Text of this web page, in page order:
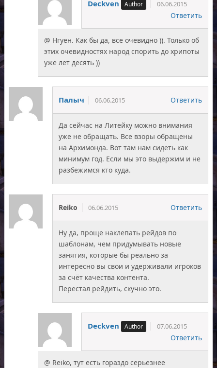
Deckven 06.06.2015
Ответить
@ Нгуен. Как бы да, все очевидно )). Только об
этих очевидностях народ спорить до хрипоты
уже лет десять ))
Палыч 06.06.2015 Ответить
Да сейчас на Литейку можно внимания
уже не обращать. Все взоры обращены
на Архимонда. Вот там нам сидеть как
минимум год. Если мы это выдержим и не
разбежимся кто куда.
Reiko 06.06.2015 Ответить
Ну да, проще наклепать рейдов по
шаблонам, чем придумывать новые
занятия, которые бы реально за
интересно вы свои и удерживали игроков
за счёт качества контента.
Перестал рейдить, скучно это.
Deckven 07.06.2015
Ответить
@ Reiko, тут есть гораздо серьезнее